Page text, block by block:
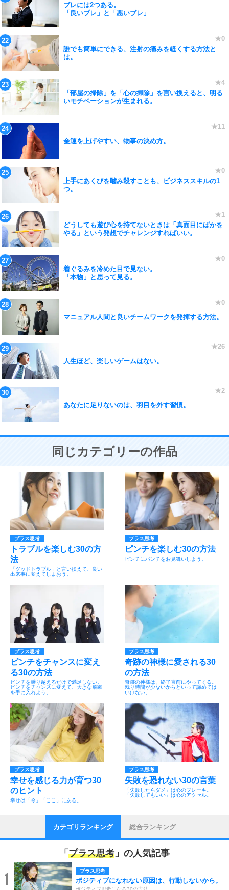
ブレには2つある。
「良いブレ」と「悪いブレ」
誰でも簡単にできる、注射の痛みを軽くする方法と
は。
「部屋の掃除」を「心の掃除」を言い換えると、明る
いモチベーションが生まれる。
金運を上げやすい、物事の決め方。
上手にあくびを噛み殺すことも、ビジネススキルの1
つ。
どうしても遊び心を持てないときは「真面目にばかを
やる」という発想でチャレンジすればいい。
着ぐるみを冷めた目で見ない。
「本物」と思って見る。
マニュアル人間と良いチームワークを発揮する方法。
人生ほど、楽しいゲームはない。
あなたに足りないのは、羽目を外す習慣。
同じカテゴリーの作品
プラス思考
トラブルを楽しむ30の方
法
「グッドトラブル」と言い換えて、良い
出来事に変えてしまおう。
プラス思考
ピンチを楽しむ30の方法
ピンチにパンチをお見舞いしよう。
プラス思考
ピンチをチャンスに変え
る30の方法
ピンチを乗り越えるだけで満足しない。
ピンチをチャンスに変えて、大きな飛躍
を手に入れよう。
プラス思考
奇跡の神様に愛される30
の方法
奇跡の神様は、終了直前にやってくる。
残り時間が少ないからといって諦めては
いけない。
プラス思考
幸せを感じる力が育つ30
のヒント
幸せは「今」「ここ」にある。
プラス思考
失敗を恐れない30の言葉
「失敗したらダメ」は心のブレーキ。
「失敗してもいい」は心のアクセル。
カテゴリランキング 総合ランキング
「 プラス思考 」の人気記事
1 プラス思考
ポジティブになれない原因は、行動しないから。